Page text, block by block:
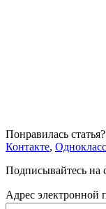
Понравилась
Контакте,
Подписывайтесь на
Адрес электронной